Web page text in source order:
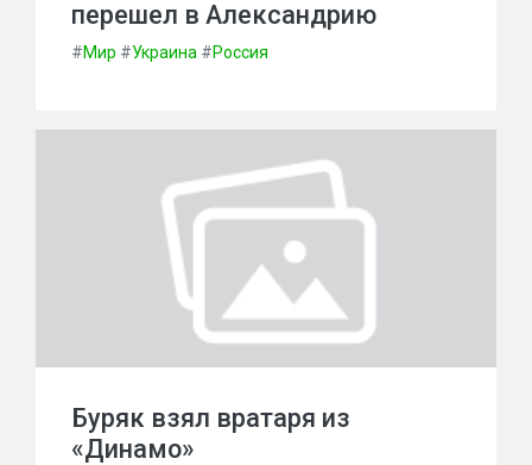
перешел в Александрию
#Мир #Украина #Россия
Буряк взял вратаря из
«Динамо»